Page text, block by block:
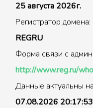
25 августа 2026г.
Регистратор домена:
REGRU
Форма связи с
http://www.reg.ru/
Данные актуальны
07.08.2026 20:17:53